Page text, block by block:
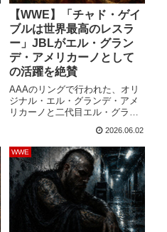
【WWE】「チャド・ゲイ
ブルは世界最高のレスラ
ー」JBLがエル・グラン
デ・アメリカーノとして
の活躍を絶賛
AAAのリングで行われた、オリ
ジナル・エル・グランデ・アメ
リカーノと二代目エル・グラン
アをかけた死闘の衝撃は、今も
プロレス界を揺るがしていま
す。誰もが認める名勝負とな
り、メキシコの観客を大熱狂さ
せたマスカラ・コントラ・マス
カラ・マッチ。オリジナルの正
体であることが明かされたチャ
ド・ゲイブルには、各方面から
絶賛のコメントが寄せられて...
2026.06.02
WWE